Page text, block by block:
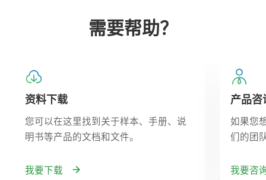
需要帮助？
资料下载
您可以在这里找到关于样本、手册、说
明书等产品的文档和文件。
我要下载
产品咨
如果您
们的团
我要咨